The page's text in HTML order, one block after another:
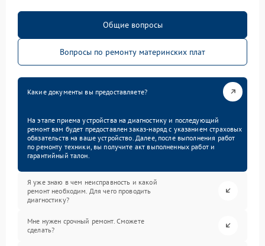
Общие вопросы
Вопросы по ремонту материнских плат
Какие документы вы предоставляете?
На этапе приема устройства на диагностику и последующий
ремонт вам будет предоставлен заказ-наряд с указанием страховых
обязательств на ваше устройство. Далее, после выполнения работ
по ремонту техники, вы получите акт выполненных работ и
гарантийный талон.
Я уже знаю в чем неисправность и какой
ремонт необходим. Для чего проводить
диагностику?
Мне нужен срочный ремонт. Сможете
сделать?